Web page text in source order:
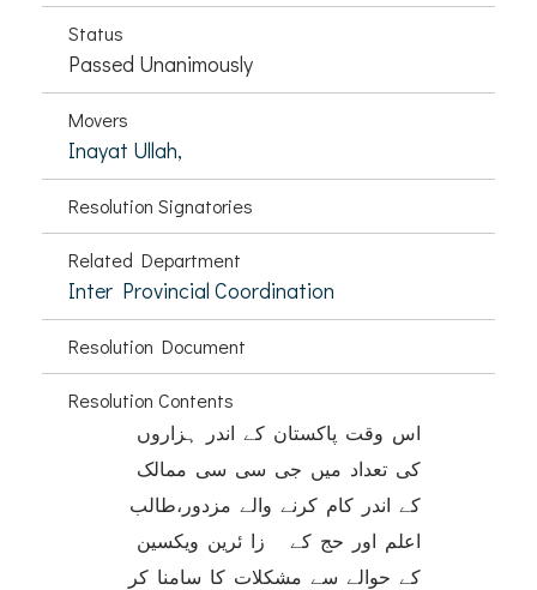
Status
Passed Unanimously
Movers
Inayat Ullah,
Resolution Signatories
Related Department
Inter Provincial Coordination
Resolution Document
Resolution Contents
اس وقت پاکستان کے اندر ہزاروں
کی تعداد میں جی سی سی ممالک
کے اندر کام کرنے والے مزدور،طالب
اعلم اور حج کے زا ئرین ویکسین
کے حوالے سے مشکلات کا سامنا کر